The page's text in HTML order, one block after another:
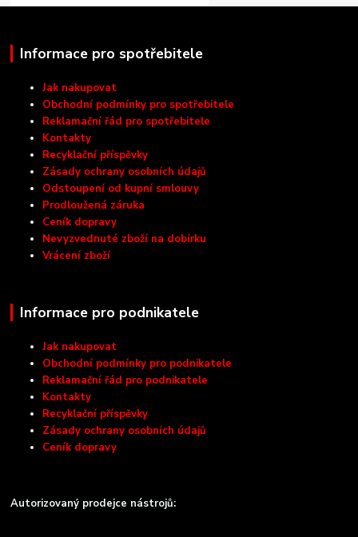
Informace pro spotřebitele
Jak nakupovat
Obchodní podmínky pro spotřebitele
Reklamační řád pro spotřebitele
Kontakty
Recyklační příspěvky
Zásady ochrany osobních údajů
Odstoupení od kupní smlouvy
Prodloužená záruka
Ceník dopravy
Nevyzvednuté zboží na dobírku
Vrácení zboží
Informace pro podnikatele
Jak nakupovat
Obchodní podmínky pro podnikatele
Reklamační řád pro podnikatele
Kontakty
Recyklační příspěvky
Zásady ochrany osobních údajů
Ceník dopravy
Autorizovaný prodejce nástrojů: